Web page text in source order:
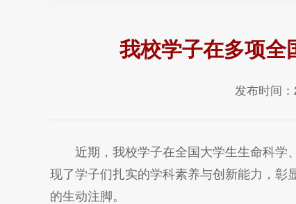
我校学子在多项全
发布时间
近期，我校学子在全国大学生生命科学
现了学子们扎实的学科素养与创新能力，彰
的生动注脚。